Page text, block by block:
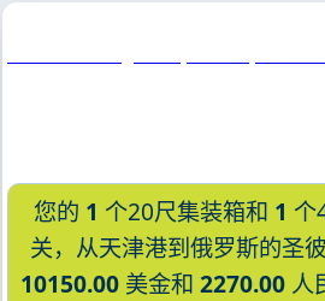
您的 1 个20尺集装箱和 1 个
关，从天津港到俄罗斯的圣
10150.00美金和 2270.00人